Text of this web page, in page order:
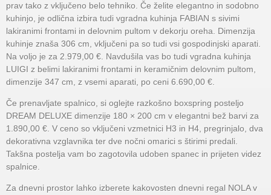
prav tako z vključeno belo tehniko. Če želite elegantno in sodobno
kuhinjo, je odlična izbira tudi vgradna kuhinja FABIAN s sivimi
lakiranimi frontami in delovnim pultom v dekorju oreha. Dimenzija
kuhinje znaša 306 cm, vključeni pa so tudi vsi gospodinjski aparati.
Na voljo je za 2.979,00 €. Navdušila vas bo tudi vgradna kuhinja
LUIGI z belimi lakiranimi frontami in keramičnim delovnim pultom,
dimenzije 347 cm, z vsemi aparati, po ceni 6.690,00 €.
Če prenavljate spalnico, si oglejte razkošno boxspring posteljo
DREAM DELUXE dimenzije 180 × 200 cm v elegantni bež barvi za
1.890,00 €. V ceno so vključeni vzmetnici H3 in H4, pregrinjalo, dva
dekorativna vzglavnika ter dve nočni omarici s štirimi predali.
Takšna postelja vam bo zagotovila udoben spanec in prijeten videz
spalnice.
Za dnevni prostor lahko izberete kakovosten dnevni regal NOLA v